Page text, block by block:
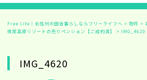
Free Life｜北信州の田舎暮らしならフリーライフへ > 物件 >
斑尾高原リゾートの売りペンション【ご成約済】
> IMG_4620
IMG_4620